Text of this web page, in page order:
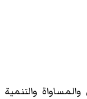
والمساواة والتنمية